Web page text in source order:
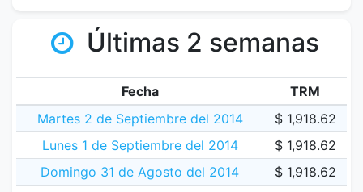
Últimas 2 semanas
Fecha
TRM
Martes 2 de Septiembre del 2014
$ 1,918.62
Lunes 1 de Septiembre del 2014
$ 1,918.62
Domingo 31 de Agosto del 2014
$ 1,918.62